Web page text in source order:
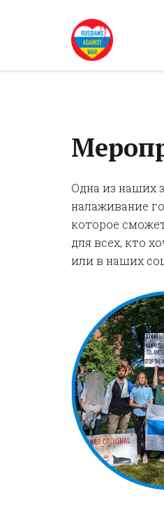
Одна из наших
налаживание
которое
для всех, кто
или в наших